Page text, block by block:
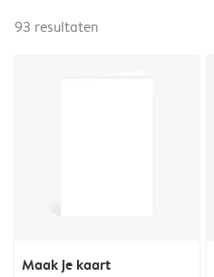
93 resultaten
Maak je kaart